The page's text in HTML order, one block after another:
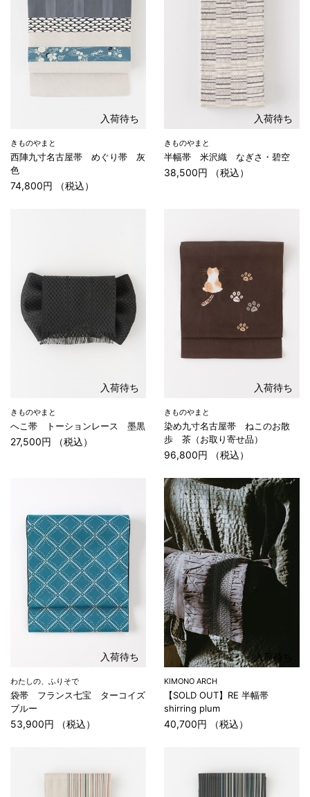
入荷待ち
きものやまと
西陣九寸名古屋帯 めぐり帯 灰
色
74,800円 （税込）
入荷待ち
きものやまと
半幅帯 米沢織 なぎさ・碧空
38,500円 （税込）
入荷待ち
きものやまと
へこ帯 トーションレース 墨黒
27,500円 （税込）
入荷待ち
きものやまと
染め九寸名古屋帯 ねこのお散
歩 茶（お取り寄せ品）
96,800円 （税込）
入荷待ち
わたしの、ふりそで
袋帯 フランス七宝 ターコイズ
ブルー
53,900円 （税込）
入荷待ち
KIMONO ARCH
【SOLD OUT】RE 半幅帯
shirring plum
40,700円 （税込）